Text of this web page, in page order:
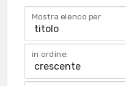
Mostra elenco per:
in ordine: